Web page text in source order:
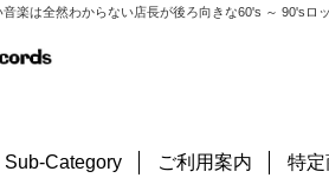
楽は全然わからない店長が後ろ向きな60's ～ 90'sロ
Sub-Category ご利用案内 特